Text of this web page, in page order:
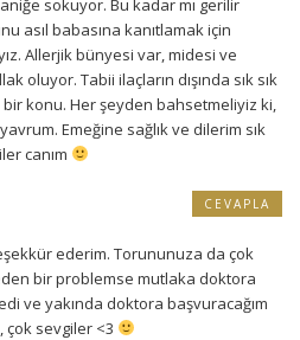
asıl babasına kanıtlamak için
Allerjik bünyesi var, midesi ve
oluyor. Tabii ilaçların dışında sık sık
konu. Her şeyden bahsetmeliyiz ki,
Emeğine sağlık ve dilerim sık
canım
ederim. Torununuza da çok
bir problemse mutlaka doktora
ve yakında doktora başvuracağım
çok sevgiler <3
CEVAPLA